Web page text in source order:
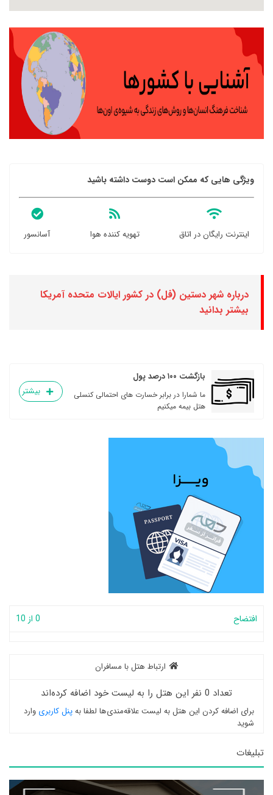
ویژگی هایی که ممکن است دوست داشته باشید
اینترنت رایگان در اتاق تهویه کننده هوا آسانسور
درباره شهر دستین (فل) در کشور ایالات متحده آمریکا
بیشتر بدانید
بازگشت ۱۰۰ درصد پول
ما شمارا در برابر خسارت های احتمالی کنسلی
هتل بیمه میکنیم
بیشتر
افتضاح 0 از 10
ارتباط هتل با مسافران
تعداد 0 نفر این هتل را به لیست خود اضافه کرده‌اند
برای اضافه کردن این هتل به لیست علاقه‌مندی‌ها لطفا بهپنل کاربری وارد
شوید
تبلیغات